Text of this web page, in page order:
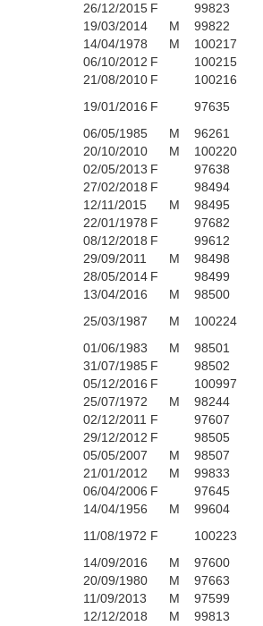
26/12/2015 F
99823
19/03/2014 M
99822
14/04/1978 M
100217
06/10/2012 F
100215
21/08/2010 F
100216
19/01/2016 F
97635
06/05/1985 M
96261
20/10/2010 M
100220
02/05/2013 F
97638
27/02/2018 F
98494
12/11/2015 M
98495
22/01/1978 F
97682
08/12/2018 F
99612
29/09/2011 M
98498
28/05/2014 F
98499
13/04/2016 M
98500
25/03/1987 M
100224
01/06/1983 M
98501
31/07/1985 F
98502
05/12/2016 F
100997
25/07/1972 M
98244
02/12/2011 F
97607
29/12/2012 F
98505
05/05/2007 M
98507
21/01/2012 M
99833
06/04/2006 F
97645
14/04/1956 M
99604
11/08/1972 F
100223
14/09/2016 M
97600
20/09/1980 M
97663
11/09/2013 M
97599
12/12/2018 M
99813